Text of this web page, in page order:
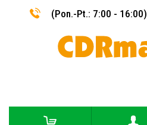
(Pon.-Pt.: 7:00 - 16:00)